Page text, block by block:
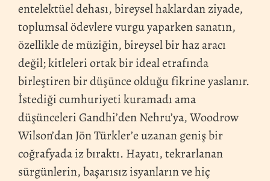
entelektüel dehası, bireysel haklardan ziyade,
toplumsal ödevlere vurgu yaparken sanatın,
özellikle de müziğin, bireysel bir haz aracı
değil; kitleleri ortak bir ideal etrafında
birleştiren bir düşünce olduğu fikrine yaslanır.
İstediği cumhuriyeti kuramadı ama
düşünceleri Gandhi’den Nehru’ya, Woodrow
Wilson’dan Jön Türkler’e uzanan geniş bir
coğrafyada iz bıraktı. Hayatı, tekrarlanan
sürgünlerin, başarısız isyanların ve hiç